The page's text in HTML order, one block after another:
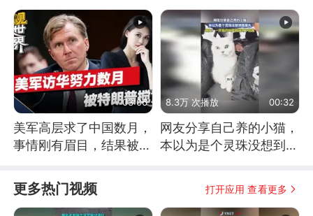
03:06
美军高层求了中国数月，
事情刚有眉目，结果被特
8.3万 次播放 00:32
网友分享自己养的小猫，
本以为是个灵珠没想到是
更多热门视频 打开应用 查看更多